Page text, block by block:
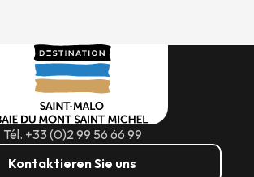
Tél. +33 (0)2 99 56 66 99
Kontaktieren Sie uns